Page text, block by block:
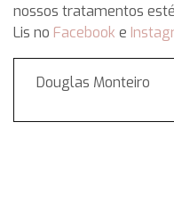
nossos tratamentos
Lis no Facebook e
Douglas Monteiro